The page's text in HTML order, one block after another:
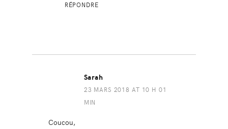
RÉPONDRE
Sarah
23 MARS 2018 AT 10 H 01
MIN
Coucou,